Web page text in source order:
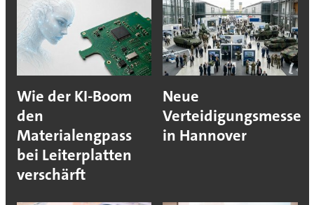
Wie der KI-Boom
den
Materialengpass
bei Leiterplatten
verschärft
Neue
Verteidigungsmesse
in Hannover